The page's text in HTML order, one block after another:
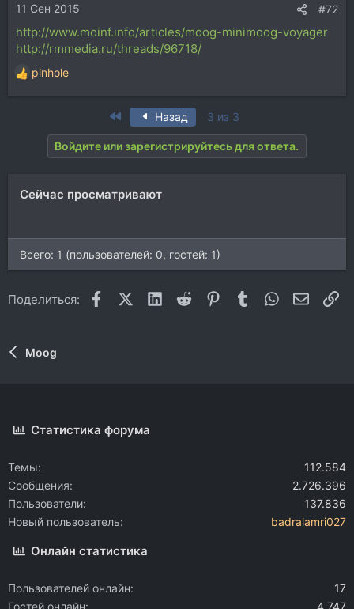
11 Сен 2015 #72
http://www.moinf.info/articles/moog-minimoog-voyager
http://rmmedia.ru/threads/96718/
Р
е
pinhole
First Назад 3 из 3
Войдите или зарегистрируйтесь для ответа.
Сейчас просматривают
Всего: 1 (пользователей: 0, гостей: 1)
Поделиться: FacebookX (Twitter)
LinkedIn
Reddit Pinterest
Tumblr WhatsApp
Moog
Статистика форума
Темы
112.584
Сообщения
2.726.396
Пользователи
137.836
Новый пользователь
badralamri027
Онлайн статистика
Пользователей онлайн
17
Гостей онлайн
4.747